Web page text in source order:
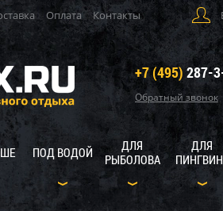
Оплата Контакты
+7 (495) 287-
Обратный звонок
ПОД ВОДОЙ
ДЛЯ
РЫБОЛОВА
ДЛЯ